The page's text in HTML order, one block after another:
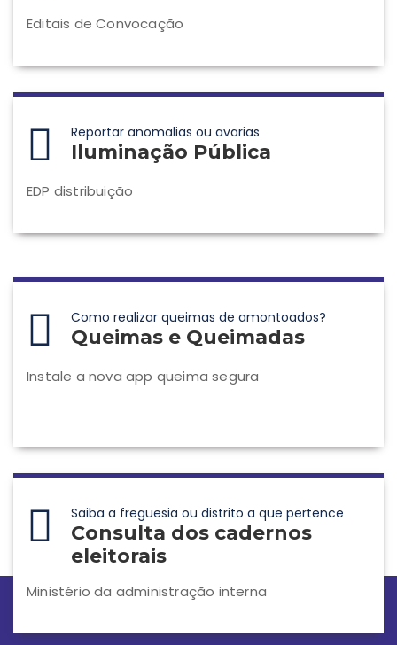
Editais de Convocação
Reportar anomalias ou avarias
Iluminação Pública
EDP distribuição
Como realizar queimas de amontoados?
Queimas e Queimadas
Instale a nova app queima segura
Saiba a freguesia ou distrito a que pertence
Consulta dos cadernos
eleitorais
Ministério da administração interna